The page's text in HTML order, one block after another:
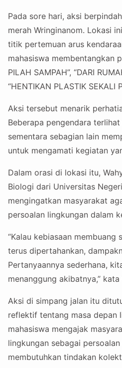
Pada sore hari, aksi
merah Wringinanom. Lokasi
titik pertemuan arus
mahasiswa membentangkan
PILAH SAMPAH”, “DARI
“HENTIKAN PLASTIK SEKALI
Aksi tersebut menarik
Beberapa pengendara
sementara sebagian lain
untuk mengamati kegiatan
Dalam orasi di lokasi itu,
Biologi dari Universitas
mengingatkan masyarakat
persoalan lingkungan dalam
“Kalau kebiasaan membuang
terus dipertahankan,
Pertanyaannya sederhana,
menanggung akibatnya,” kata
Aksi di simpang jalan itu
reflektif tentang masa depan
mahasiswa mengajak
lingkungan sebagai
membutuhkan tindakan